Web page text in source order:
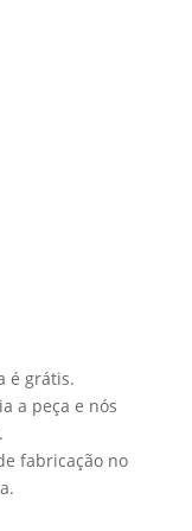
é grátis.
a peça e nós
fabricação no